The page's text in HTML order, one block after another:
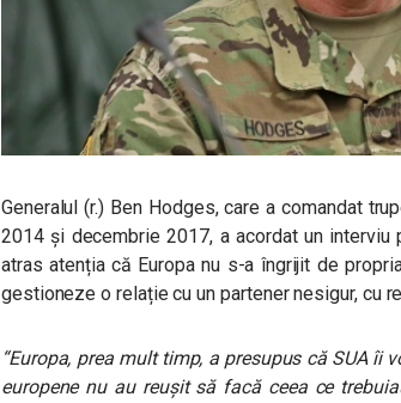
Generalul (r.) Ben Hodges, care a comandat
2014 și decembrie 2017, a acordat un
atras atenția că Europa nu s-a îngrijit de
gestioneze o relație cu un partener nesigur, cu
“Europa, prea mult timp, a presupus că SUA
europene nu au reușit să facă ceea ce